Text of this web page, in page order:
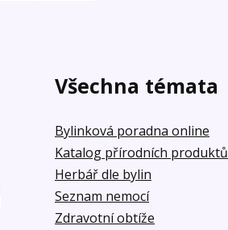
Všechna témata
Bylinková poradna online
Katalog přírodních produktů
Herbář dle bylin
Seznam nemocí
Zdravotní obtíže